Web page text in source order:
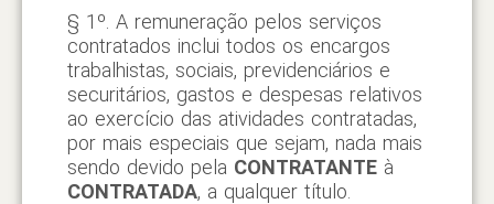
§ 1º. A remuneração pelos serviços
contratados inclui todos os encargos
trabalhistas, sociais, previdenciários e
securitários, gastos e despesas relativos
ao exercício das atividades contratadas,
por mais especiais que sejam, nada mais
sendo devido pela CONTRATANTEà
CONTRATADA, a qualquer título.